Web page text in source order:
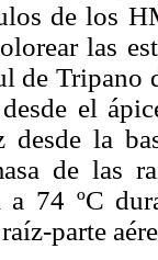
de los
las
de Tripano
el
la
de las
74 ºC
parte